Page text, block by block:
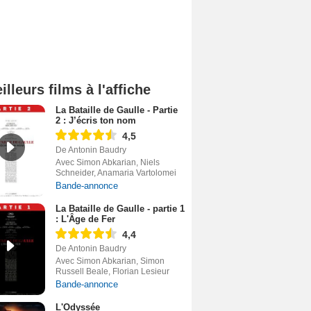
films à l'affiche
La Bataille de Gaulle - Partie
2 : J’écris ton nom
4,5
De Antonin Baudry
Avec Simon Abkarian, Niels
Schneider, Anamaria Vartolomei
Bande-annonce
La Bataille de Gaulle - partie 1
: L'Âge de Fer
4,4
De Antonin Baudry
Avec Simon Abkarian, Simon
Russell Beale, Florian Lesieur
Bande-annonce
L'Odyssée